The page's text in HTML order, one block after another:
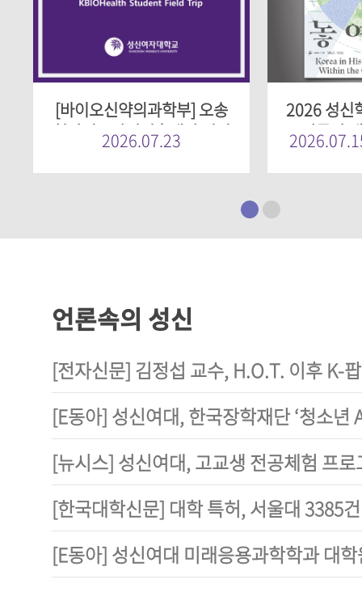
[바이오신약의과학부] 오송
첨단의료산업진흥재단 기업
탐방
2026.07.23
2026 성신
·박물관
특별전 《
언론속의 성신